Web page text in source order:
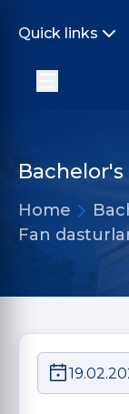
Quick links
Home
Fan